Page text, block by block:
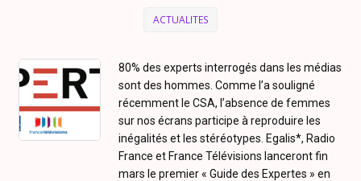
ACTUALITES
80% des experts interrogés dans les médias
sont des hommes. Comme l’a souligné
récemment le CSA, l’absence de femmes
sur nos écrans participe à reproduire les
inégalités et les stéréotypes. Egalis*, Radio
France et France Télévisions lanceront fin
mars le premier « Guide des Expertes » en